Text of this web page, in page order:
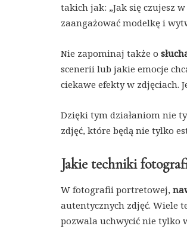
takich jak: „Jak się czujesz
zaangażować modelkę i
Nie zapominaj także o
scenerii lub jakie emocje
ciekawe efekty w zdjęciach.
Dzięki tym działaniom nie
zdjęć, które będą nie tylko
Jakie techniki
W fotografii portretowej,
autentycznych zdjęć. Wiele
pozwala uchwycić nie tylko